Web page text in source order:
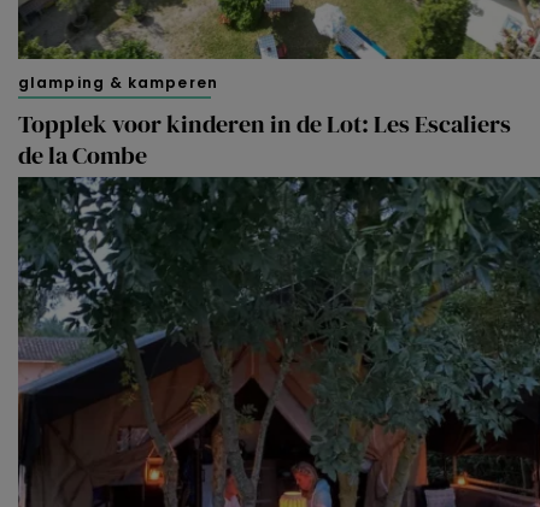
glamping & kamperen
Topplek voor kinderen in de Lot: Les Escaliers
de la Combe